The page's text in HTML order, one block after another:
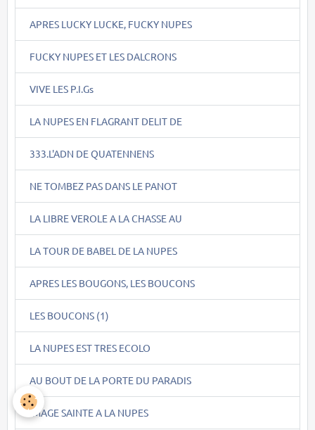
APRES LUCKY LUCKE, FUCKY NUPES
FUCKY NUPES ET LES DALCRONS
VIVE LES P.I.Gs
LA NUPES EN FLAGRANT DELIT DE
333.L'ADN DE QUATENNENS
NE TOMBEZ PAS DANS LE PANOT
LA LIBRE VEROLE A LA CHASSE AU
LA TOUR DE BABEL DE LA NUPES
APRES LES BOUGONS, LES BOUCONS
LES BOUCONS (1)
LA NUPES EST TRES ECOLO
AU BOUT DE LA PORTE DU PARADIS
IMAGE SAINTE A LA NUPES